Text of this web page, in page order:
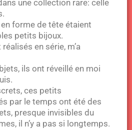
une collection rare: celle
forme de tête étaient
petits bijoux.
en série, m’a
ils ont réveillé en moi
ces petits
par le temps ont été des
presque invisibles du
il n’y a pas si longtemps.